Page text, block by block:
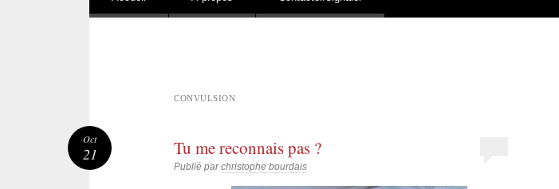
CONVULSION
Tu me reconnais pas ?
Publié parchristophe bourdais
Oct
21